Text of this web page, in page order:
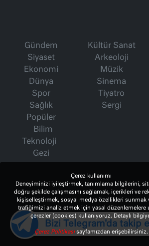
Gündem
Siyaset
Ekonomi
Dünya
Spor
Sağlık
Popüler
Bilim
Teknoloji
Gezi
Kültür Sanat
Arkeoloji
Müzik
Sinema
Tiyatro
Sergi
Çerez kullanımı
Deneyiminizi iyileştirmek, tanımlama bilgilerini,
doğru şekilde çalışmasını sağlamak, içerikleri ve
kişiselleştirmek, sosyal medya özellikleri sunmak
trafiğimizi analiz etmek için yasal düzenlemelere
çerezler (cookies) kullanıyoruz. Detaylı
Çerez Politikasısayfamızdan erişebilirsiniz.
Bizi Telegram'da takip